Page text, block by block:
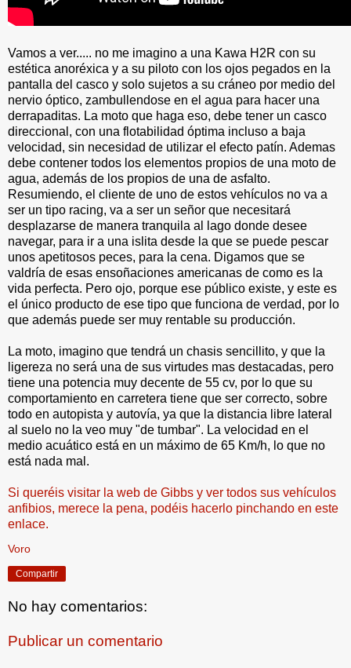
Vamos a ver..... no me imagino a una Kawa H2R con su
estética anoréxica y a su piloto con los ojos pegados en la
pantalla del casco y solo sujetos a su cráneo por medio del
nervio óptico, zambullendose en el agua para hacer una
derrapaditas. La moto que haga eso, debe tener un casco
direccional, con una flotabilidad óptima incluso a baja
velocidad, sin necesidad de utilizar el efecto patín. Ademas
debe contener todos los elementos propios de una moto de
agua, además de los propios de una de asfalto.
Resumiendo, el cliente de uno de estos vehículos no va a
ser un tipo racing, va a ser un señor que necesitará
desplazarse de manera tranquila al lago donde desee
navegar, para ir a una islita desde la que se puede pescar
unos apetitosos peces, para la cena. Digamos que se
valdría de esas ensoñaciones americanas de como es la
vida perfecta. Pero ojo, porque ese público existe, y este es
el único producto de ese tipo que funciona de verdad, por lo
que además puede ser muy rentable su producción.
La moto, imagino que tendrá un chasis sencillito, y que la
ligereza no será una de sus virtudes mas destacadas, pero
tiene una potencia muy decente de 55 cv, por lo que su
comportamiento en carretera tiene que ser correcto, sobre
todo en autopista y autovía, ya que la distancia libre lateral
al suelo no la veo muy "de tumbar". La velocidad en el
medio acuático está en un máximo de 65 Km/h, lo que no
está nada mal.
Si queréis visitar la web de Gibbs y ver todos sus vehículos
anfibios, merece la pena, podéis hacerlo pinchando en este
enlace.
Voro
Compartir
No hay comentarios:
Publicar un comentario